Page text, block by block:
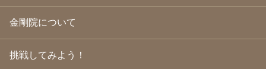
2009年6月(22)
2009年5月(20)
2009年4月
(24)
2009年3月(21)
金剛院について
挑戦してみよう！